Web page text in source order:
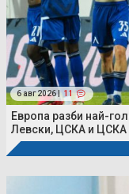
6 авг 2026 | 11
Европа разби най-
Левски, ЦСКА и ЦСКА